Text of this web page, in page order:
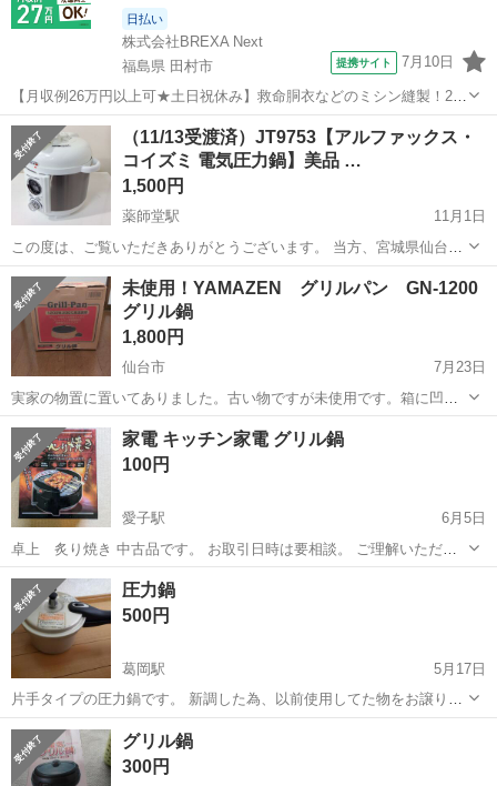
日払い
株式会社BREXA Next
福島県 田村市
提携サイト 7月10日
【月収例26万円以上可★土日祝休み】救命胴衣などのミシン縫製！20
代～50代の男女大活躍中★日払い制度あり！マイカー通勤OK＆無料駐
車場完備！食堂利用可★交通費支給◎《福島県田村市》 人気の工場の
お仕事 ◇救命胴衣などのミ...
福島 田村市 その他
（11/13受渡済）JT9753【アルファックス・
コイズミ 電気圧力鍋】美品 …
1,500円
薬師堂駅
11月1日
この度は、ご覧いただきありがとうございます。 当方、宮城県仙台市
若林区木ノ下の店舗にて冷蔵庫・洗濯機など生活家電の販売しており
ます。 【新しくきれいな新古品】～【状態のいい格安品】までネット
に掲載されてないお品物もた...
宮城 仙台市 薬師堂駅 キッチン家電
未使用！YAMAZEN グリルパン GN-1200
グリル鍋
1,800円
仙台市
7月23日
実家の物置に置いてありました。古い物ですが未使用です。箱に凹み
等があったので確認の為に開封しました。素人保管にご理解のある方
でお願いします。 ※最近、メッセージ頂いても既読スルーする方が多
すぎます。きちんとやり取りできる方...
宮城 仙台市 キッチン家電 グリルパン
家電 キッチン家電 グリル鍋
100円
愛子駅
6月5日
卓上 炙り焼き 中古品です。 お取引日時は要相談。 ご理解いただけ
る方お願いいたします。
宮城 仙台市 愛子駅
圧力鍋
500円
葛岡駅
5月17日
片手タイプの圧力鍋です。 新調した為、以前使用してた物をお譲りし
ます。 大きさは3Lタイプの物なのでコンパクトで使いやすいです。 破
損箇所はありませんが使用感はあります。 あくまで中古品ですので御
理解ある方よろしくお願いい...
宮城 仙台市 葛岡駅
グリル鍋
300円